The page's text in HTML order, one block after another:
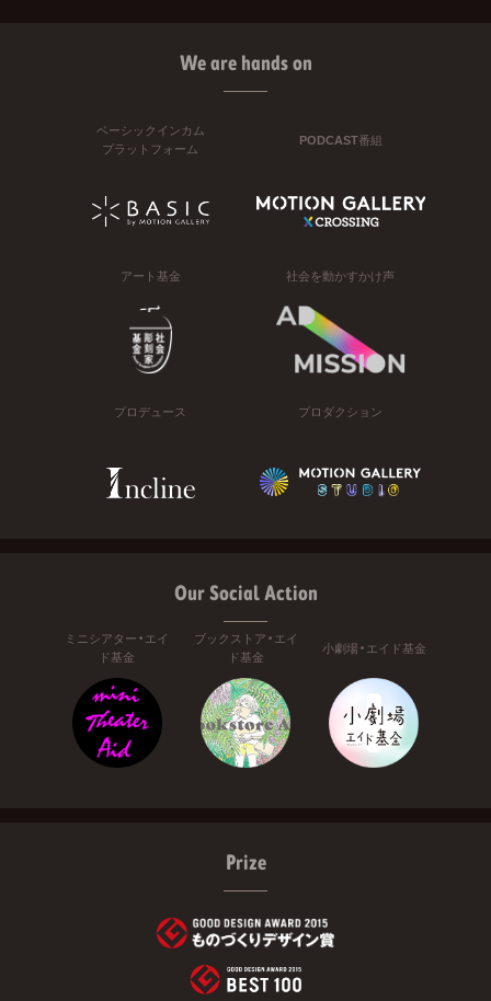
We are hands on
ベーシックインカム
プラットフォーム
PODCAST番組
アート基金 社会を動かすかけ声
プロデュース プロダクション
Our Social Action
ミニシアター・エイ
ド基金
ブックストア・エイ
ド基金
小劇場・エイド基金
Prize